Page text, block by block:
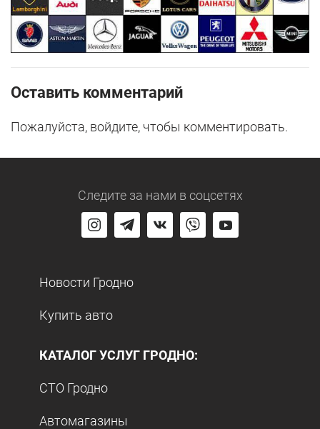
Оставить комментарий
Пожалуйста, войдите, чтобы комментировать.
Следите за нами в соцсетях
Новости Гродно
Купить авто
КАТАЛОГ УСЛУГ ГРОДНО:
СТО Гродно
Автомагазины